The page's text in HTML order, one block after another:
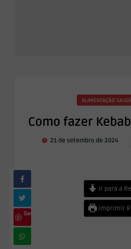
ALIMENTAÇÃO
Como fazer
21 de setembro de 2024
Save
Ir para a
Imprimir